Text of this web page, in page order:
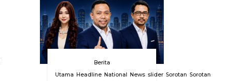
Berita
Utama
Headline National News slider Sorotan Sorotan